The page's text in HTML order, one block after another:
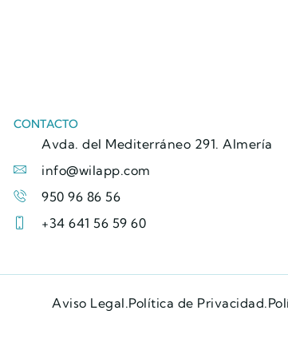
CONTACTO
Avda. del Mediterráneo 291. Almería
info@wilapp.com
950 96 86 56
+34 641 56 59 60
Aviso Legal.Política de Privacidad.